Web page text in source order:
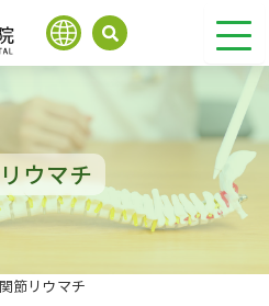
ウマチ
関節リウマチ